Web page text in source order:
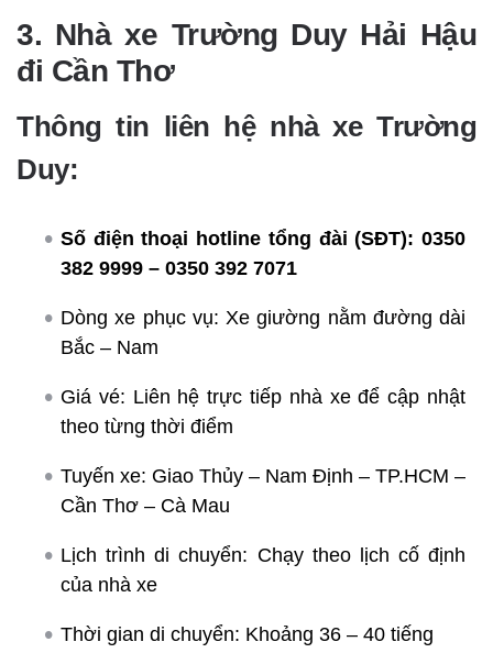
3. Nhà xe Trường Duy Hải Hậu
đi Cần Thơ
Thông tin liên hệ nhà xe Trường
Duy:
Số điện thoại hotline tổng đài (SĐT): 0350
382 9999 – 0350 392 7071
Dòng xe phục vụ: Xe giường nằm đường dài
Bắc – Nam
Giá vé: Liên hệ trực tiếp nhà xe để cập nhật
theo từng thời điểm
Tuyến xe: Giao Thủy – Nam Định – TP.HCM –
Cần Thơ – Cà Mau
Lịch trình di chuyển: Chạy theo lịch cố định
của nhà xe
Thời gian di chuyển: Khoảng 36 – 40 tiếng